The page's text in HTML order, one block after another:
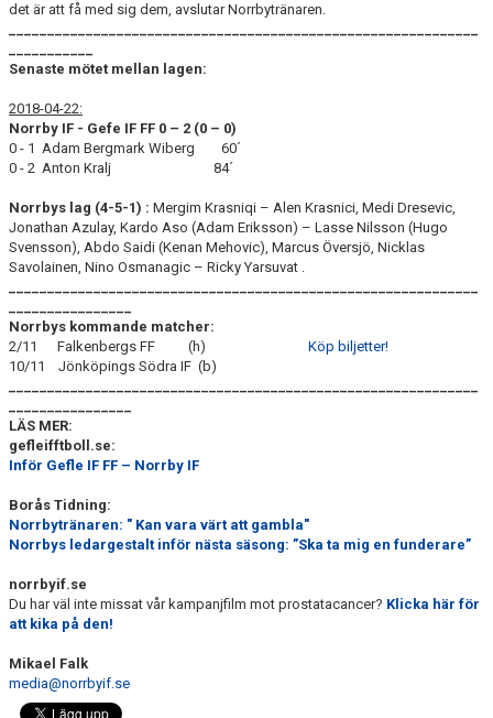
det är att få med sig dem, avslutar Norrbytränaren.
_____________________________________________________________
___________
Senaste mötet mellan lagen:
2018-04-22:
Norrby IF - Gefe IF FF 0 – 2 (0 – 0)
0 - 1 Adam Bergmark Wiberg 60´
0 - 2 Anton Kralj 84´
Norrbys lag (4-5-1) : Mergim Krasniqi – Alen Krasnici, Medi Dresevic,
Jonathan Azulay, Kardo Aso (Adam Eriksson) – Lasse Nilsson (Hugo
Svensson), Abdo Saidi (Kenan Mehovic), Marcus Översjö, Nicklas
Savolainen, Nino Osmanagic – Ricky Yarsuvat .
_____________________________________________________________
________________
Norrbys kommande matcher:
2/11 Falkenbergs FF (h) Köp biljetter!
10/11 Jönköpings Södra IF (b)
_____________________________________________________________
________________
LÄS MER:
gefleifftboll.se:
Inför Gefle IF FF – Norrby IF
Borås Tidning:
Norrbytränaren: " Kan vara värt att gambla"
Norrbys ledargestalt inför nästa säsong: ”Ska ta mig en funderare”
norrbyif.se
Du har väl inte missat vår kampanjfilm mot prostatacancer? Klicka här för
att kika på den!
Mikael Falk
media@norrbyif.se